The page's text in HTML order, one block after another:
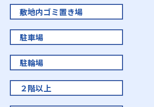
敷地内ゴミ置き場
駐車場
駐輪場
２階以上